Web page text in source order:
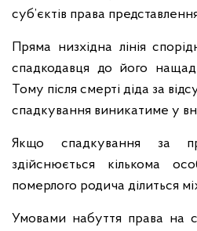
суб’єктів права
Пряма низхідна лінія
спадкодавця до його
Тому після смерті діда за
спадкування виникатиме у
Якщо спадкування за
здійснюється кількома
померлого родича ділиться
Умовами набуття права на